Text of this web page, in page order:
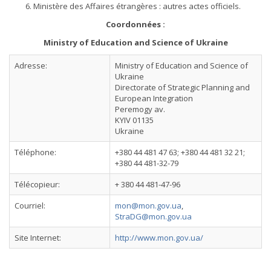
Ministère des Affaires étrangères : autres actes officiels.
Coordonnées :
Ministry of Education and Science of Ukraine
Adresse:
Ministry of Education and Science of
Ukraine
Directorate of Strategic Planning and
European Integration
Peremogy av.
KYIV 01135
Ukraine
Téléphone:
+380 44 481 47 63; +380 44 481 32 21;
+380 44 481-32-79
Télécopieur:
+ 380 44 481-47-96
Courriel:
mon@mon.gov.ua,
StraDG@mon.gov.ua
Site Internet:
http://www.mon.gov.ua/